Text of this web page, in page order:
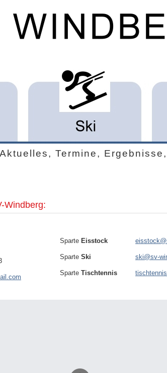
Termine,
Windberg:
Sparte Eisstock
Sparte Ski
Sparte Tischtennis
ski@sv-